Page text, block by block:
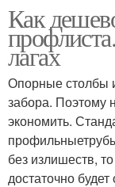
Как
лагах
Опорные столбы
забора. Поэтому
экономить.
без излишеств,
достаточно